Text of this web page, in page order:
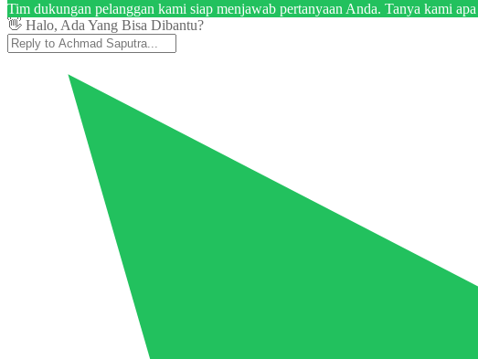
Tim dukungan pelanggan kami siap menjawab pertanyaan Anda. Tanya kami apa
👋 Halo, Ada Yang Bisa Dibantu?